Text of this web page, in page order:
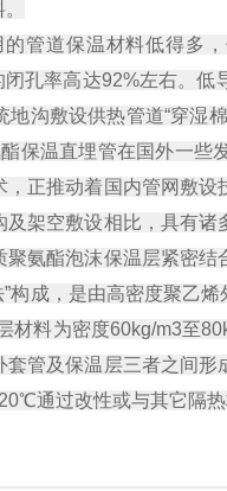
道保温材料低得多，
孔率高达92%左右。
沟敷设供热管道“穿湿
保温直埋管在国外一些
正推动着国内管网敷
架空敷设相比，具有
氨酯泡沫保温层紧密
构成，是由高密度聚乙
材料为密度60kg/m3至
管及保温层三者之间
通过改性或与其它隔